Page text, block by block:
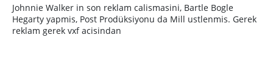
Johnnie Walker in son reklam calismasini, Bartle Bogle
Hegarty yapmis, Post Prodüksiyonu da Mill ustlenmis. Gerek
reklam gerek vxf acisindan